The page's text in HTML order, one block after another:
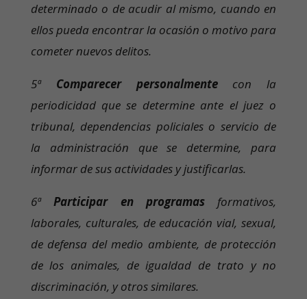
determinado o de acudir al mismo, cuando en
ellos pueda encontrar la ocasión o motivo para
cometer nuevos delitos.
5ª Comparecer personalmentecon la
periodicidad que se determine ante el juez o
tribunal, dependencias policiales o servicio de
la administración que se determine, para
informar de sus actividades y justificarlas.
6ªParticipar en programasformativos,
laborales, culturales, de educación vial, sexual,
de defensa del medio ambiente, de protección
de los animales, de igualdad de trato y no
discriminación, y otros similares.